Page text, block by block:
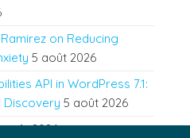
on Reducing
5 août 2026
API in WordPress 7.1:
Discovery 5 août 2026
août 2026